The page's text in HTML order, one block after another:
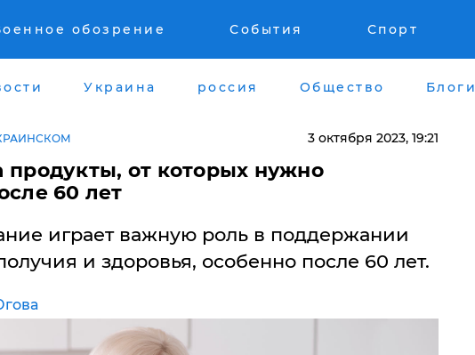
обозрение События Спорт
Украина россия Общество Блоги
3 октября 2023, 19:21
продукты, от которых нужно
60 лет
играет важную роль в поддержании
и здоровья, особенно после 60 лет.